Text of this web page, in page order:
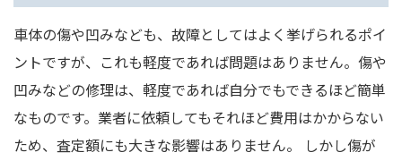
車体の傷や凹みなども、故障としてはよく挙げられるポイ
ントですが、これも軽度であれば問題はありません。傷や
凹みなどの修理は、軽度であれば自分でもできるほど簡単
なものです。業者に依頼してもそれほど費用はかからない
ため、査定額にも大きな影響はありません。 しかし傷が